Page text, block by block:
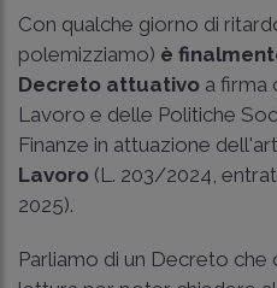
Con qualche giorno di
polemizziamo) è
Decreto attuativo a firma
Lavoro e delle Politiche
Finanze in attuazione
Lavoro (L. 203/2024,
2025).
Parliamo di un Decreto che